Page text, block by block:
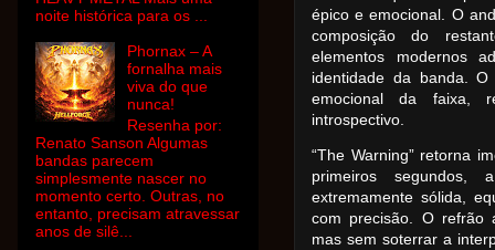
épico e emocional. O
composição do
elementos modernos
identidade da banda.
emocional da faixa,
introspectivo.
“The Warning” retorna
primeiros segundos,
extremamente sólida,
com precisão. O refrão
mas sem soterrar a
noite histórica para os ...
Phornax – A
fornalha mais
viva do que
nunca!
Resenha por:
Renato Sanson Algumas
bandas parecem
simplesmente nascer no
momento certo. Outras, no
entanto, precisam atravessar
anos de silê...